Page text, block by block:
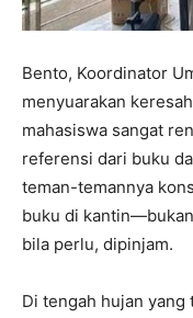
Bento, Koordinator
menyuarakan
mahasiswa sangat
referensi dari buku
teman-temannya
buku di
bila perlu, dipinjam.
Di tengah hujan